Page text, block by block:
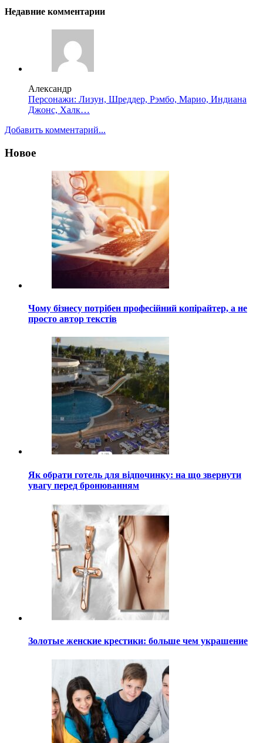
Недавние комментарии
Александр
Персонажи: Лизун, Шреддер, Рэмбо, Марио, Индиана
Джонс, Халк…
Добавить комментарий...
Новое
Чому бізнесу потрібен професійний копірайтер, а не
просто автор текстів
Як обрати готель для відпочинку: на що звернути
увагу перед бронюванням
Золотые женские крестики: больше чем украшение